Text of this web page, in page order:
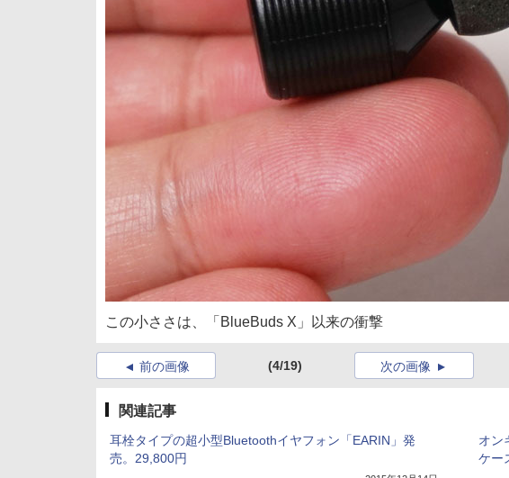
この小ささは、「BlueBuds X」以来の衝撃
前の画像 (4/19) 次の画像
関連記事
耳栓タイプの超小型Bluetoothイヤフォン「EARIN」発
売。29,800円
オン
ケー